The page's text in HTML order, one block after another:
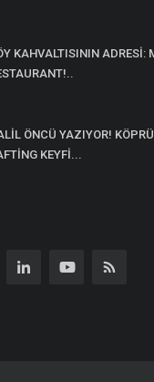
KAHVALTISININ ADRESİ:
ÖNCÜ YAZIYOR!
KEYFİ...